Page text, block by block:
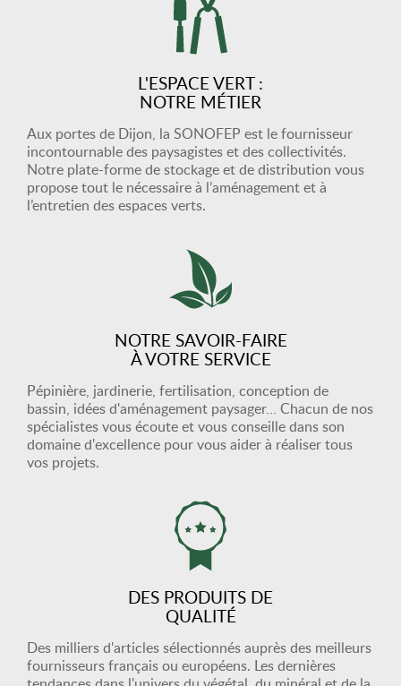
L'ESPACE VERT :
NOTRE MÉTIER
Aux portes de Dijon, la SONOFEP est le fournisseur
incontournable des paysagistes et des collectivités.
Notre plate-forme de stockage et de distribution vous
propose tout le nécessaire à l’aménagement et à
l’entretien des espaces verts.
NOTRE SAVOIR-FAIRE
À VOTRE SERVICE
Pépinière, jardinerie, fertilisation, conception de
bassin, idées d'aménagement paysager… Chacun de nos
spécialistes vous écoute et vous conseille dans son
domaine d'excellence pour vous aider à réaliser tous
vos projets.
DES PRODUITS DE
QUALITÉ
Des milliers d'articles sélectionnés auprès des meilleurs
fournisseurs français ou européens. Les dernières